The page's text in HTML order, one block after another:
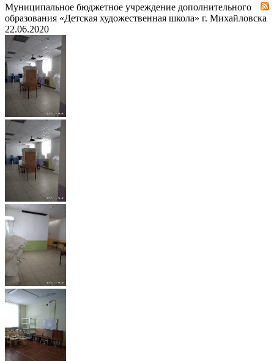
Муниципальное бюджетное учреждение дополнительного
образования «Детская художественная школа» г. Михайловска
22.06.2020